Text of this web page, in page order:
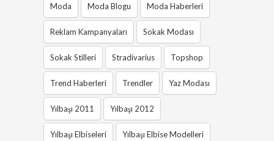
Moda Moda Blogu Moda Haberleri
Reklam Kampanyaları Sokak Modası
Sokak Stilleri Stradivarius Topshop
Trend Haberleri Trendler Yaz Modası
Yılbaşı 2011 Yılbaşı 2012
Yılbaşı Elbiseleri Yılbaşı Elbise Modelleri